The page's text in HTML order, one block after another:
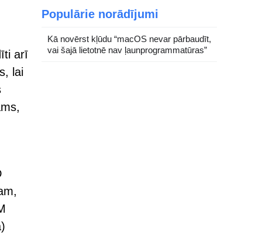
arī
lai
Populārie norādījumi
Kā novērst kļūdu “macOS nevar pārbaudīt,
vai šajā lietotnē nav ļaunprogrammatūras”